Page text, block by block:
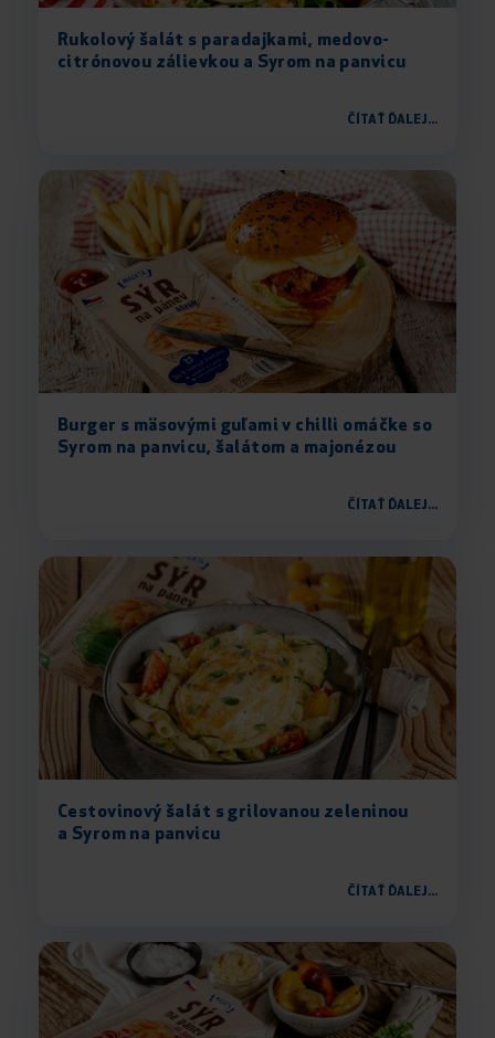
Rukolový šalát s paradajkami, medovo-
citrónovou zálievkou a Syrom na panvicu
ČÍTAŤ ĎALEJ...
Burger s mäsovými guľami v chilli omáčke so
Syrom na panvicu, šalátom a majonézou
ČÍTAŤ ĎALEJ...
Cestovinový šalát s grilovanou zeleninou
a Syrom na panvicu
ČÍTAŤ ĎALEJ...